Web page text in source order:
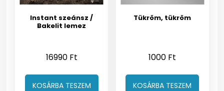
Instant szeánsz /
Bakelit lemez
16990 Ft
KOSÁRBA TESZEM
Tükröm, tükröm
1000 Ft
KOSÁRBA TESZEM